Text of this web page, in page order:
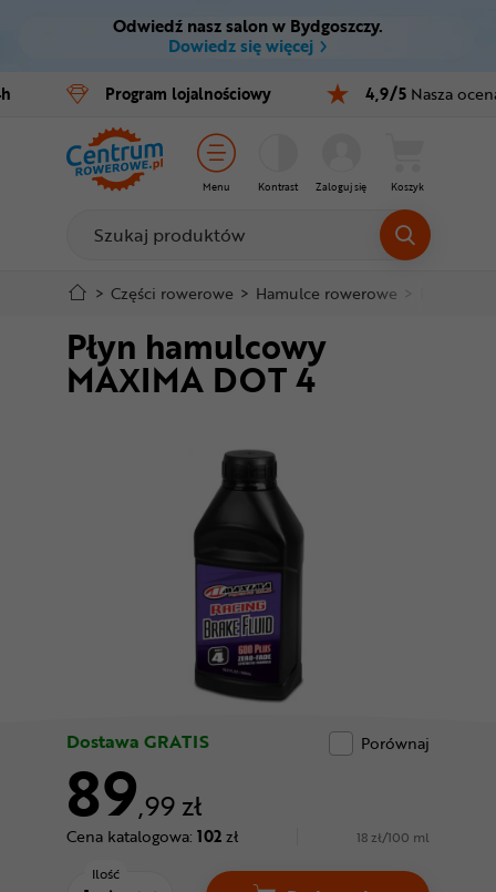
Ctrl M
Menu główne
Informacje o produkcie
Do koszyka
Szczegółowe informacje
Stopka
Odwiedź nasz salon w Bydgoszczy.
Dowiedz się więcej
Program lojalnościowy 4,9/5 Nasza
Menu Kontrast Zaloguj się Koszyk
Rowery
E-bike
Części
Akcesoria
Odzież
Kaski
Buty
> Części rowerowe > Hamulce rowerowe >
Płyn hamulcowy
MAXIMA DOT 4
Dostawa GRATIS Porównaj
89,99 zł
Cena katalogowa: 102zł
18 zł/100 ml
Ilość